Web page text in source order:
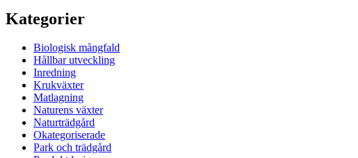
Kategorier
Biologisk mångfald
Hållbar utveckling
Inredning
Krukväxter
Matlagning
Naturens växter
Naturträdgård
Okategoriserade
Park och trädgård